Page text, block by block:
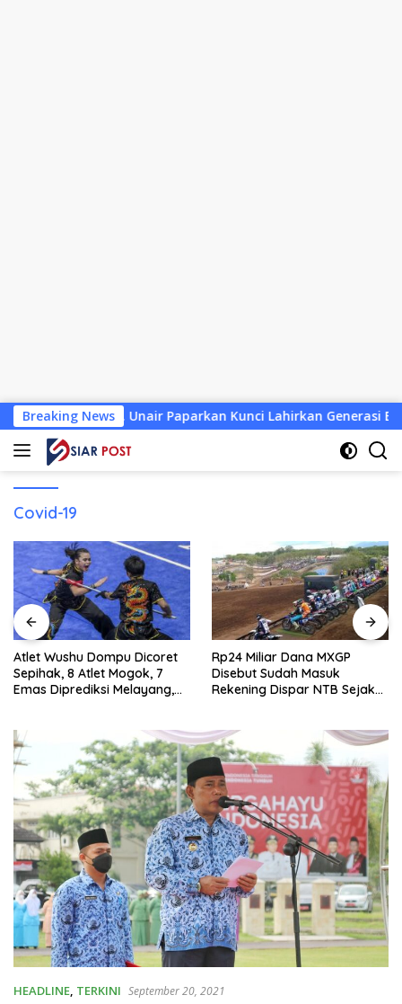
Langsung
ke
konten
Breaking News
Unair Paparkan Kunci Lahirkan Generasi Emas 2045
Covid-19
Atlet Wushu Dompu Dicoret
Sepihak, 8 Atlet Mogok, 7
Emas Diprediksi Melayang,
Rp24 Miliar Dana MXGP
Disebut Sudah Masuk
Rekening Dispar NTB Sejak
HEADLINE, TERKINI September 20, 2021